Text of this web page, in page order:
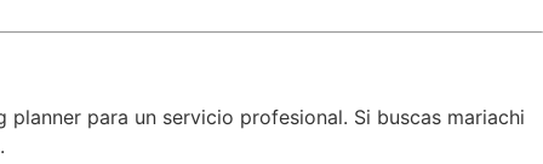
para un servicio profesional. Si buscas mariachi